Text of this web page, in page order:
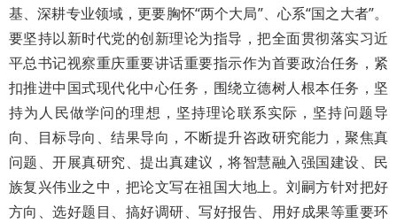
基、深耕专业领域，更要胸怀“两个大局”、心系“国之大者”。
要坚持以新时代党的创新理论为指导，把全面贯彻落实习近
平总书记视察重庆重要讲话重要指示作为首要政治任务，紧
扣推进中国式现代化中心任务，围绕立德树人根本任务，坚
持为人民做学问的理想，坚持理论联系实际，坚持问题导
向、目标导向、结果导向，不断提升咨政研究能力，聚焦真
问题、开展真研究、提出真建议，将智慧融入强国建设、民
族复兴伟业之中，把论文写在祖国大地上。刘嗣方针对把好
方向、选好题目、搞好调研、写好报告、用好成果等重要环